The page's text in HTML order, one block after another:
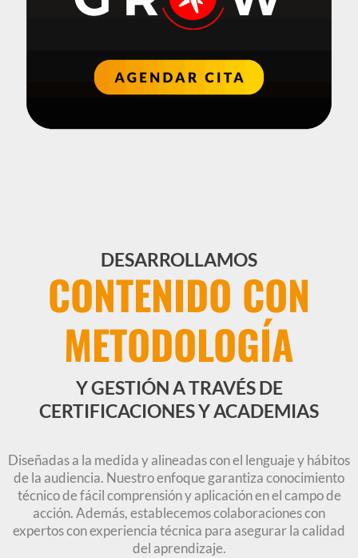
DESARROLLAMOS
CONTENIDO CON
METODOLOGÍA
Y GESTIÓN A TRAVÉS DE
CERTIFICACIONES Y ACADEMIAS
Diseñadas a la medida y alineadas con el lenguaje y hábitos
de la audiencia. Nuestro enfoque garantiza conocimiento
técnico de fácil comprensión y aplicación en el campo de
acción. Además, establecemos colaboraciones con
expertos con experiencia técnica para asegurar la calidad
del aprendizaje.